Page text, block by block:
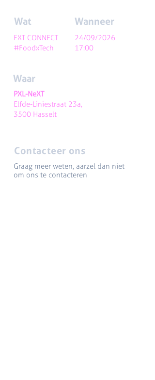
Wat Wanneer
FXT CONNECT
#FoodxTech
24/09/2026
17:00
Waar
PXL-NeXT
Elfde-Liniestraat 23a,
3500 Hasselt
Contacteer ons
Graag meer weten, aarzel dan niet
om ons te contacteren